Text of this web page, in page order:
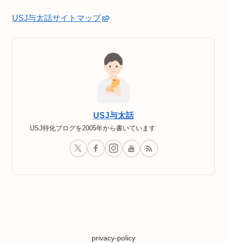
USJ与太話サイトマップ
USJ与太話
USJ特化ブログを2005年から書いています
privacy-policy